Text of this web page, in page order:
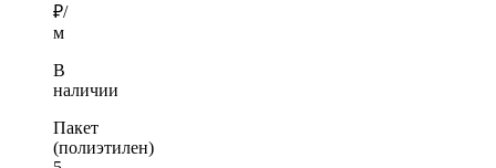
₽/
м
В
наличии
Пакет
(полиэтилен)